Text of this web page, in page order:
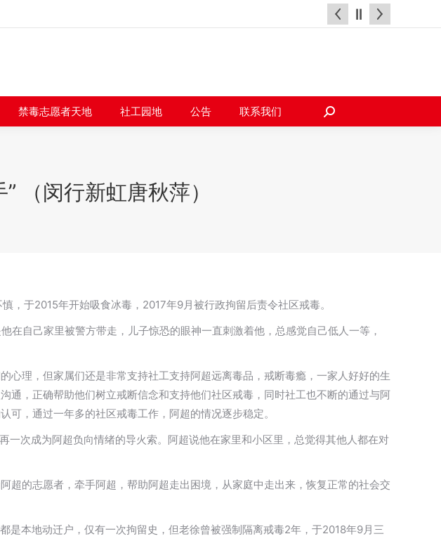
禁毒志愿者天地 社工园地 公告 联系我们
搜
（闵行新虹唐秋萍）
，于2015年开始吸食冰毒，2017年9月被行政拘留后责令社区戒毒。
自己家里被警方带走，儿子惊恐的眼神一直刺激着他，总感觉自己低人一等，
理，但家属们还是非常支持社工支持阿超远离毒品，戒断毒瘾，一家人好好的生
，正确帮助他们树立戒断信念和支持他们社区戒毒，同时社工也不断的通过与阿
，通过一年多的社区戒毒工作，阿超的情况逐步稳定。
次成为阿超负向情绪的导火索。阿超说他在家里和小区里，总觉得其他人都在对
的志愿者，牵手阿超，帮助阿超走出困境，从家庭中走出来，恢复正常的社会交
本地动迁户，仅有一次拘留史，但老徐曾被强制隔离戒毒2年，于2018年9月三
政策法规 禁毒志愿者天地 社工园地 公告 联系我们
搜